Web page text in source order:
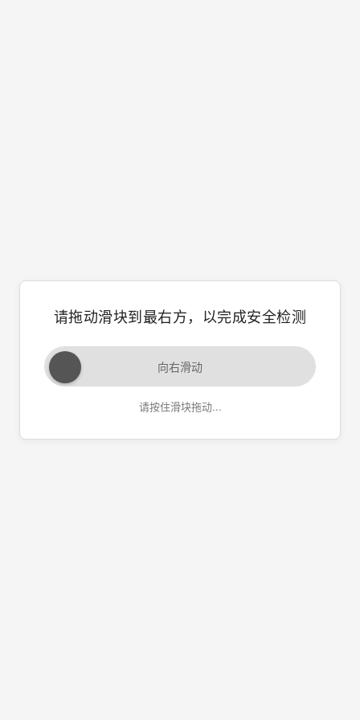
请拖动滑块到最右方，以完成安全检测
向右滑动
请按住滑块拖动...